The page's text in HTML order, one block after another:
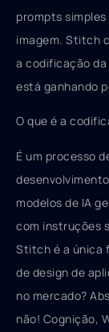
prompts simples
imagem. Stitch
a codificação
está ganhando
O que é a
É um processo
modelos de IA
com instruções
Stitch é a única
de design de
no mercado?
não! Cognição,